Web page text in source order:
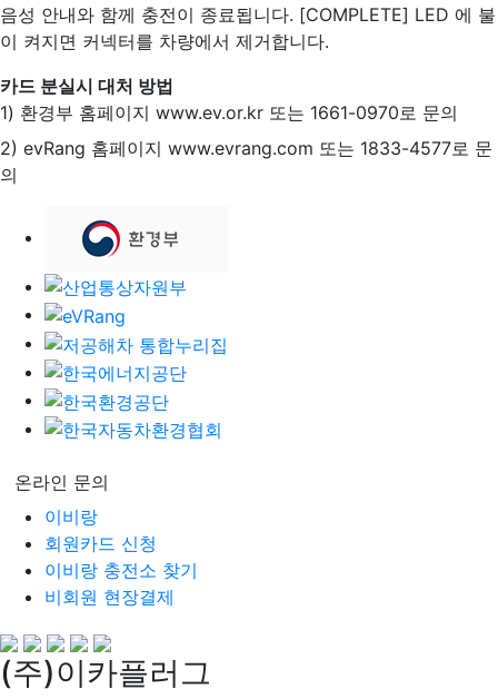
음성 안내와 함께 충전이 종료됩니다. [COMPLETE] LED 에 불
이 켜지면 커넥터를 차량에서 제거합니다.
카드 분실시 대처 방법
1) 환경부 홈페이지 www.ev.or.kr 또는 1661-0970로 문의
2) evRang 홈페이지 www.evrang.com 또는 1833-4577로 문
의
온라인 문의
이비랑
회원카드 신청
이비랑 충전소 찾기
비회원 현장결제
(주)이카플러그